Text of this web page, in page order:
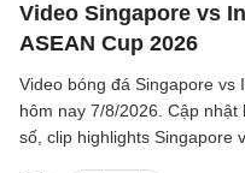
Video Singapore vs
ASEAN Cup 2026
Video bóng đá Singapore vs
hôm nay 7/8/2026. Cập nhật
số, clip highlights Singapore